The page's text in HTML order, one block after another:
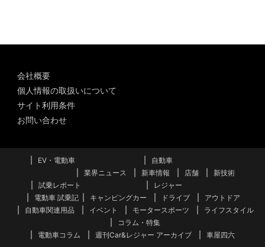
会社概要
個人情報の取扱いについて
サイト利用条件
お問い合わせ
EV・電動車
自動車
業界ニュース
新車情報 店舗
新技術
試乗レポート
電動車 試乗記
レジャー
キャンピングカー
ドライブ
アウトドア
自動車関連用品
イベント モータースポーツ
ライフスタイル
コラム・特集
電動車コラム
週刊Car&レジャー アーカイブ 車屋四六